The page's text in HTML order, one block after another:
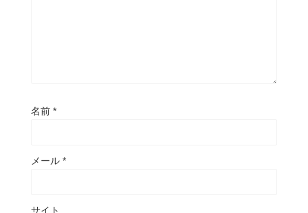
名前 *
メール *
サイト